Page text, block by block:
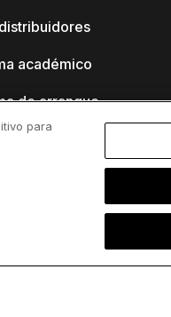
académico
de arranque
para